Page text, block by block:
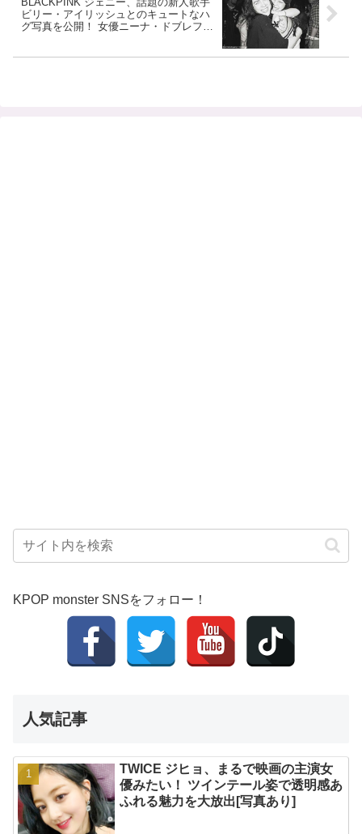
ビリー・アイリッシュとのキュートなハ
グ写真を公開！ 女優ニーナ・ドブレフら
KPOP monster SNSをフォロー！
人気記事
TWICE ジヒョ、まるで映画の主演女
優みたい！ ツインテール姿で透明感あ
ふれる魅力を大放出[写真あり]